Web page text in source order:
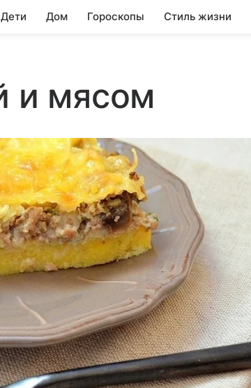
Дом Гороскопы Стиль жизни
и мясом